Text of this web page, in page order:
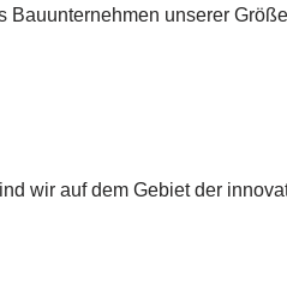
unserer
wir auf dem Gebiet der